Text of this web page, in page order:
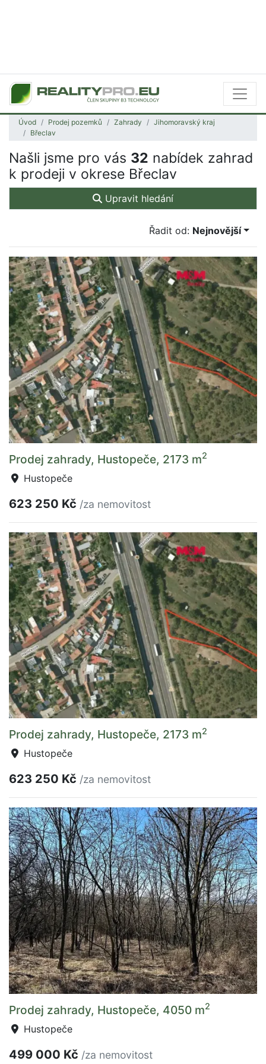
Úvod Prodej pozemků Zahrady
Jihomoravský kraj
Břeclav
Našli jsme pro vás 32 nabídek zahrad
k prodeji v okrese Břeclav
Upravit hledání
Řadit od: Nejnovější
Prodej zahrady, Hustopeče, 2173 m2
Hustopeče
623 250 Kč /za nemovitost
Prodej zahrady, Hustopeče, 2173 m2
Hustopeče
623 250 Kč /za nemovitost
Prodej zahrady, Hustopeče, 4050 m2
Hustopeče
499 000 Kč /za nemovitost